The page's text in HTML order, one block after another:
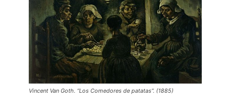
Vincent Van Goth. “Los Comedores de patatas”. (1885)